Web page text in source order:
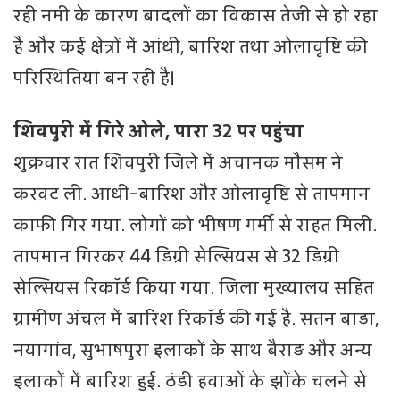
रही नमी के कारण बादलों का विकास तेजी से हो रहा
है और कई क्षेत्रों में आंधी, बारिश तथा ओलावृष्टि की
परिस्थितियां बन रही हैं।
शिवपुरी में गिरे ओले, पारा 32 पर पहुंचा
शुक्रवार रात शिवपुरी जिले में अचानक मौसम ने
करवट ली. आंधी-बारिश और ओलावृष्टि से तापमान
काफी गिर गया. लोगों को भीषण गर्मी से राहत मिली.
तापमान गिरकर 44 डिग्री सेल्सियस से 32 डिग्री
सेल्सियस रिकॉर्ड किया गया. जिला मुख्यालय सहित
ग्रामीण अंचल में बारिश रिकॉर्ड की गई है. सतन बाड़ा,
नयागांव, सुभाषपुरा इलाकों के साथ बैराड़ और अन्य
इलाकों में बारिश हुई. ठंडी हवाओं के झोंके चलने से